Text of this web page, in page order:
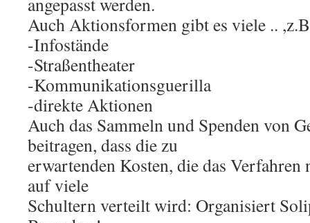
Auch Aktionsformen gibt es viele ..
-Infostände
-Straßentheater
-Kommunikationsguerilla
-direkte Aktionen
Auch das Sammeln und Spenden von
beitragen, dass die zu
erwartenden Kosten, die das
auf viele
Schultern verteilt wird: Organisiert